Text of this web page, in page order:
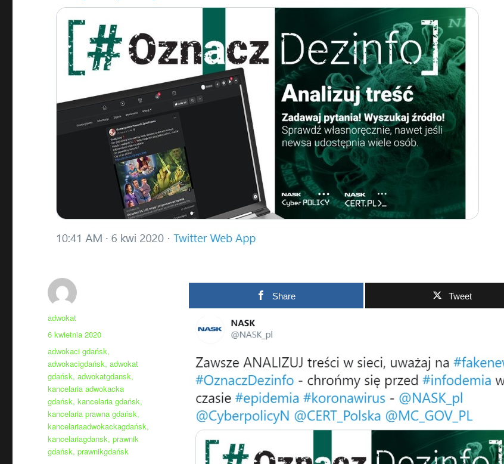
Share Tweet
Autor
adwokat
Data
publikacji
6 kwietnia 2020
Tagi
adwokaci gdańsk,
adwokacigdańsk,adwokat
gdańsk,adwokatgdansk,
kancelaria adwokacka
gdańsk,kancelaria gdańsk,
kancelaria prawna gdańsk,
kancelariaadwokackagdańsk,
kancelariagdansk,prawnik
gdańsk,prawnikgdańsk